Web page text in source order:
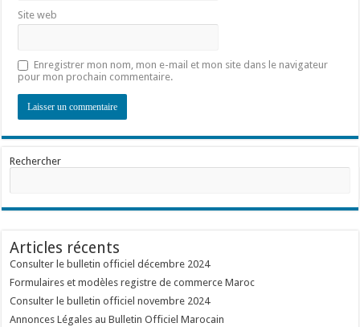
Site web
Enregistrer mon nom, mon e-mail et mon site dans le navigateur
pour mon prochain commentaire.
Rechercher
Articles récents
Consulter le bulletin officiel décembre 2024
Formulaires et modèles registre de commerce Maroc
Consulter le bulletin officiel novembre 2024
Annonces Légales au Bulletin Officiel Marocain